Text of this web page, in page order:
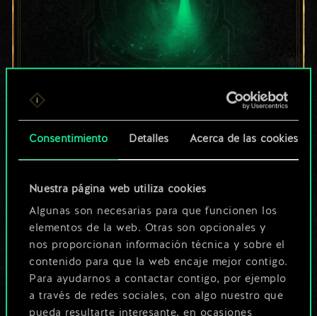
Consentimiento Detalles Acerca de las cookies
Nuestra página web utiliza cookies
Algunas son necesarias para que funcionen los
elementos de la web. Otras son opcionales y
nos proporcionan información técnica y sobre el
contenido para que la web encaje mejor contigo.
Para ayudarnos a contactar contigo, por ejemplo
a través de redes sociales, con algo nuestro que
pueda resultarte interesante, en ocasiones
Por ahora, solo es
un conjunto de
cartas compartido.
¡Pero puede llegar a
ser mucho más!
Poner nombre a esta baraja y crear
una guía